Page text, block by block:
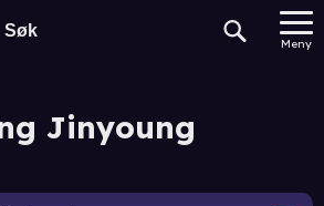
Meny
Jinyoung